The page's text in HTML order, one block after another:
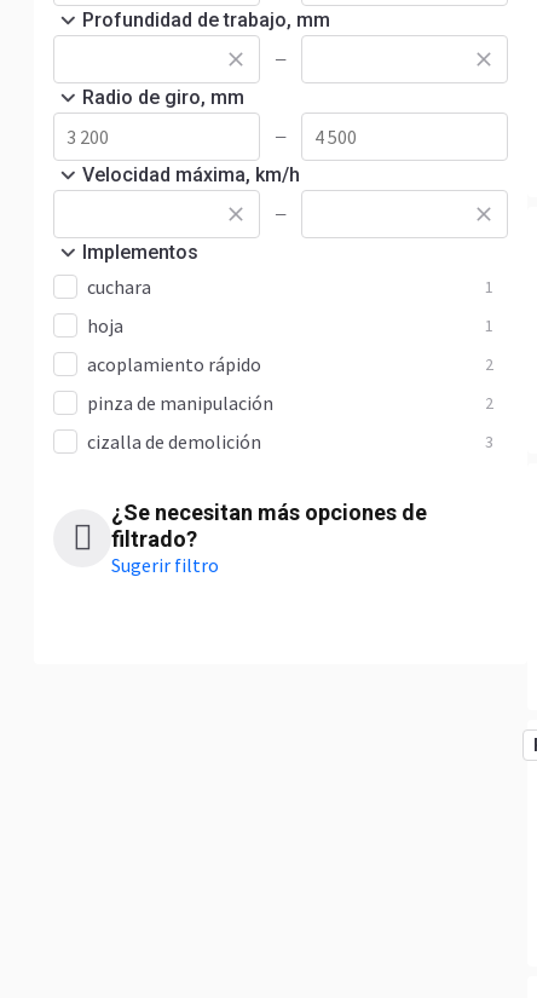
Profundidad de trabajo, mm
—
Radio de giro, mm
—
Velocidad máxima, km/h
—
Implementos
cuchara 1
hoja 1
acoplamiento rápido 2
pinza de manipulación 2
cizalla de demolición 3
¿Se necesitan más opciones de
filtrado?
Sugerir filtro